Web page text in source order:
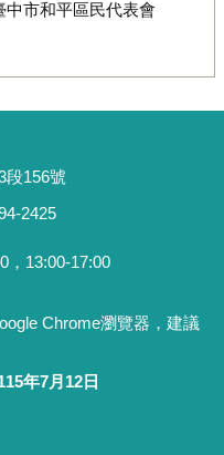
中市和平區民代表會
段156號
2425
，13:00-17:00
Chrome瀏覽器，建議
年7月12日